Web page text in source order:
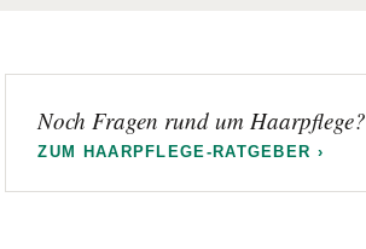
Noch Fragen rund um Haarpflege?
ZUM HAARPFLEGE-RATGEBER ›